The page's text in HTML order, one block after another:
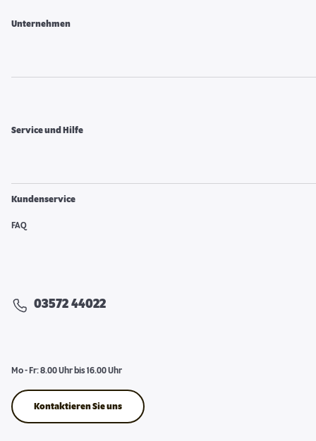
Unternehmen
Service und Hilfe
Kundenservice
FAQ
03572 44022
Mo - Fr: 8.00 Uhr bis 16.00 Uhr
Kontaktieren Sie uns